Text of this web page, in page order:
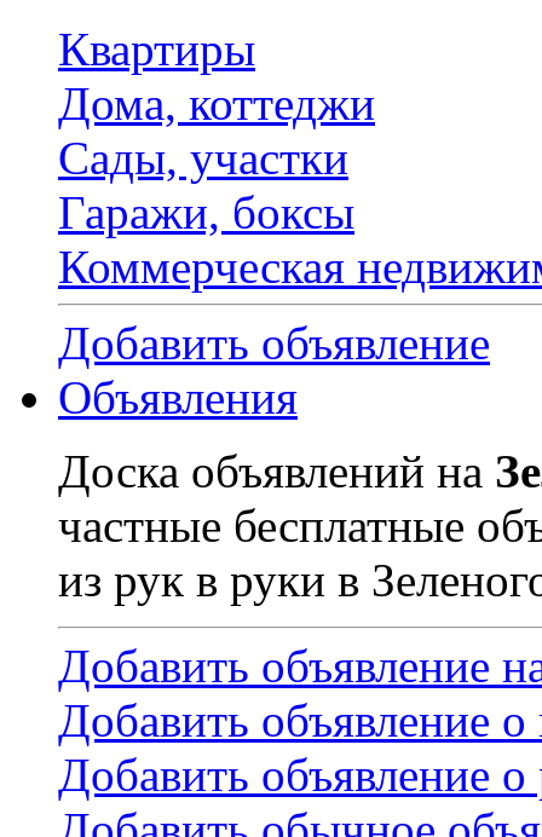
Квартиры
Дома, коттеджи
Сады, участки
Гаражи, боксы
Коммерческая
Добавить объявление
Объявления
Доска объявлений на
частные бесплатные
из рук в руки в
Добавить объявление
Добавить объявление
Добавить объявление о